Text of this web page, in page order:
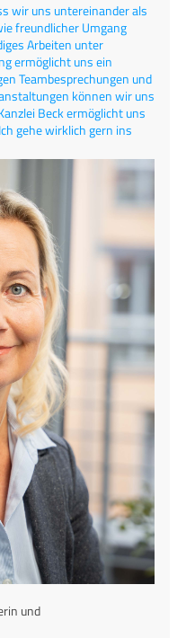
wir uns untereinander als
freundlicher Umgang
Arbeiten unter
ermöglicht uns ein
Teambesprechungen und
können wir uns
Beck ermöglicht uns
gehe wirklich gern ins
und